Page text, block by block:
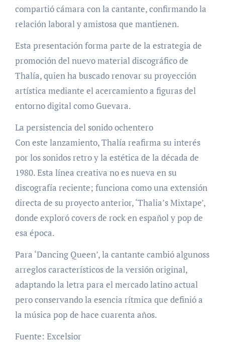
compartió cámara con la cantante, confirmando la
relación laboral y amistosa que mantienen.
Esta presentación forma parte de la estrategia de
promoción del nuevo material discográfico de
Thalía, quien ha buscado renovar su proyección
artística mediante el acercamiento a figuras del
entorno digital como Guevara.
La persistencia del sonido ochentero
Con este lanzamiento, Thalía reafirma su interés
por los sonidos retro y la estética de la década de
1980. Esta línea creativa no es nueva en su
discografía reciente; funciona como una extensión
directa de su proyecto anterior, ‘Thalia’s Mixtape’,
donde exploró covers de rock en español y pop de
esa época.
Para ‘Dancing Queen’, la cantante cambió algunoss
arreglos característicos de la versión original,
adaptando la letra para el mercado latino actual
pero conservando la esencia rítmica que definió a
la música pop de hace cuarenta años.
Fuente: Excelsior